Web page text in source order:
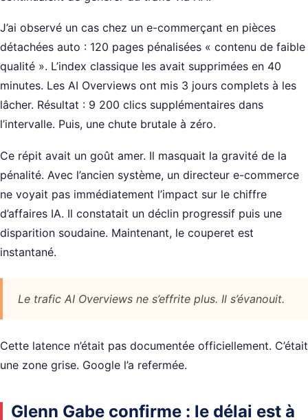
J’ai observé un cas chez un e-commerçant en pièces
détachées auto : 120 pages pénalisées « contenu de faible
qualité ». L’index classique les avait supprimées en 40
minutes. Les AI Overviews ont mis 3 jours complets à les
lâcher. Résultat : 9 200 clics supplémentaires dans
l’intervalle. Puis, une chute brutale à zéro.
Ce répit avait un goût amer. Il masquait la gravité de la
pénalité. Avec l’ancien système, un directeur e-commerce
ne voyait pas immédiatement l’impact sur le chiffre
d’affaires IA. Il constatait un déclin progressif puis une
disparition soudaine. Maintenant, le couperet est
instantané.
Le trafic AI Overviews ne s’effrite plus. Il s’évanouit.
Cette latence n’était pas documentée officiellement. C’était
une zone grise. Google l’a refermée.
Glenn Gabe confirme : le délai est à